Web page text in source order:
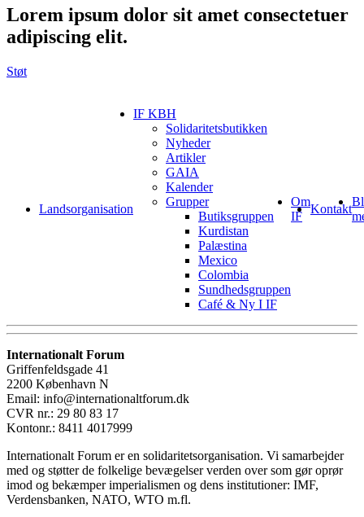
Lorem ipsum dolor sit amet consectetuer
adipiscing elit.
Støt
Landsorganisation
IF KBH
Solidaritetsbutikken
Nyheder
Artikler
GAIA
Kalender
Grupper
Butiksgruppen
Kurdistan
Palæstina
Mexico
Colombia
Sundhedsgruppen
Café & Ny I IF
Om
IF
Kontakt
Internationalt Forum
Griffenfeldsgade 41
2200 København N
Email: info@internationaltforum.dk
CVR nr.: 29 80 83 17
Kontonr.: 8411 4017999
Internationalt Forum er en solidaritetsorganisation. Vi samarbejder
med og støtter de folkelige bevægelser verden over som gør oprør
imod og bekæmper imperialismen og dens institutioner: IMF,
Verdensbanken, NATO, WTO m.fl.